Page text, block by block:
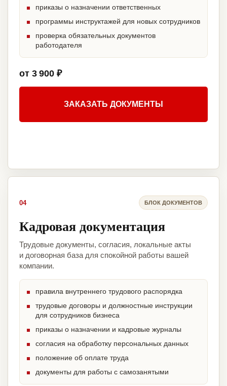
приказы о назначении ответственных
программы инструктажей для новых сотрудников
проверка обязательных документов
работодателя
от 3 900 ₽
ЗАКАЗАТЬ ДОКУМЕНТЫ
04 БЛОК ДОКУМЕНТОВ
Кадровая документация
Трудовые документы, согласия, локальные акты
и договорная база для спокойной работы вашей
компании.
правила внутреннего трудового распорядка
трудовые договоры и должностные инструкции
для сотрудников бизнеса
приказы о назначении и кадровые журналы
согласия на обработку персональных данных
положение об оплате труда
документы для работы с самозанятыми